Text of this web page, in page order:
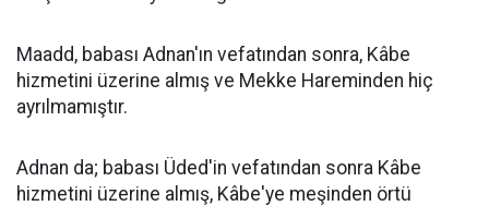
Maadd, babası Adnan'ın vefatından sonra, Kâbe
hizmetini üzerine almış ve Mekke Hareminden hiç
ayrılmamıştır.
Adnan da; babası Üded'in vefatından sonra Kâbe
hizmetini üzerine almış, Kâbe'ye meşinden örtü